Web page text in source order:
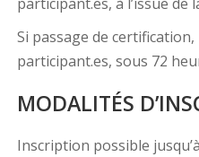
participant.es, à l’issue de
Si passage de
participant.es, sous 72
MODALITÉS
Inscription possible